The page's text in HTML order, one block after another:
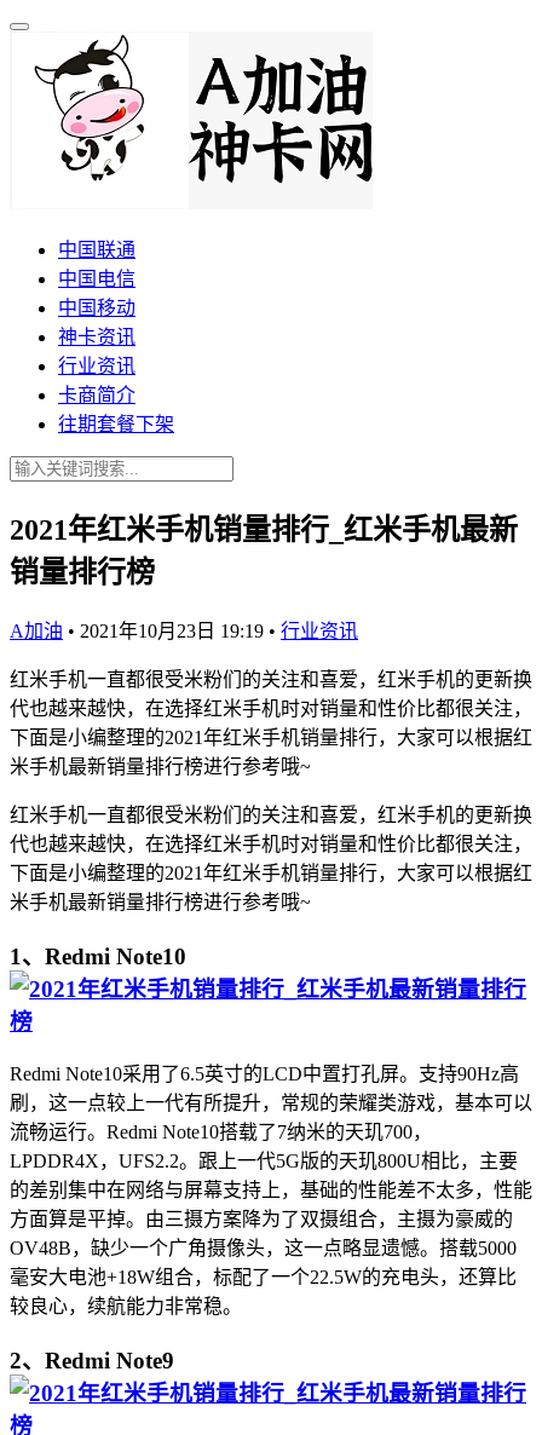
中国联通
中国电信
中国移动
神卡资讯
行业资讯
卡商简介
往期套餐下架
2021年红米手机销量排行_红米手机最新
销量排行榜
A加油 • 2021年10月23日 19:19 • 行业资讯
红米手机一直都很受米粉们的关注和喜爱，红米手机的更新换
代也越来越快，在选择红米手机时对销量和性价比都很关注，
下面是小编整理的2021年红米手机销量排行，大家可以根据红
米手机最新销量排行榜进行参考哦~
红米手机一直都很受米粉们的关注和喜爱，红米手机的更新换
代也越来越快，在选择红米手机时对销量和性价比都很关注，
下面是小编整理的2021年红米手机销量排行，大家可以根据红
米手机最新销量排行榜进行参考哦~
1、Redmi Note10
Redmi Note10采用了6.5英寸的LCD中置打孔屏。支持90Hz高
刷，这一点较上一代有所提升，常规的荣耀类游戏，基本可以
流畅运行。Redmi Note10搭载了7纳米的天玑700，
LPDDR4X，UFS2.2。跟上一代5G版的天玑800U相比，主要
的差别集中在网络与屏幕支持上，基础的性能差不太多，性能
方面算是平掉。由三摄方案降为了双摄组合，主摄为豪威的
OV48B，缺少一个广角摄像头，这一点略显遗憾。搭载5000
毫安大电池+18W组合，标配了一个22.5W的充电头，还算比
较良心，续航能力非常稳。
2、Redmi Note9